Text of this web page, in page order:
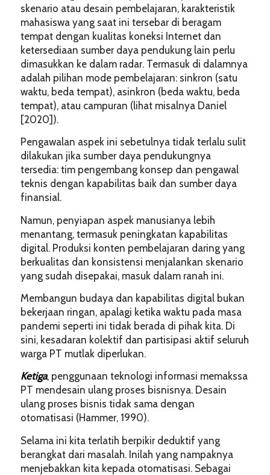
skenario atau desain pembelajaran, karakteristik
mahasiswa yang saat ini tersebar di beragam
tempat dengan kualitas koneksi Internet dan
ketersediaan sumber daya pendukung lain perlu
dimasukkan ke dalam radar. Termasuk di dalamnya
adalah pilihan mode pembelajaran: sinkron (satu
waktu, beda tempat), asinkron (beda waktu, beda
tempat), atau campuran (lihat misalnya Daniel
[2020]).
Pengawalan aspek ini sebetulnya tidak terlalu sulit
dilakukan jika sumber daya pendukungnya
tersedia: tim pengembang konsep dan pengawal
teknis dengan kapabilitas baik dan sumber daya
finansial.
Namun, penyiapan aspek manusianya lebih
menantang, termasuk peningkatan kapabilitas
digital. Produksi konten pembelajaran daring yang
berkualitas dan konsistensi menjalankan skenario
yang sudah disepakai, masuk dalam ranah ini.
Membangun budaya dan kapabilitas digital bukan
bekerjaan ringan, apalagi ketika waktu pada masa
pandemi seperti ini tidak berada di pihak kita. Di
sini, kesadaran kolektif dan partisipasi aktif seluruh
warga PT mutlak diperlukan.
Ketiga, penggunaan teknologi informasi memakssa
PT mendesain ulang proses bisnisnya. Desain
ulang proses bisnis tidak sama dengan
otomatisasi (Hammer, 1990).
Selama ini kita terlatih berpikir deduktif yang
berangkat dari masalah. Inilah yang nampaknya
menjebakkan kita kepada otomatisasi. Sebagai